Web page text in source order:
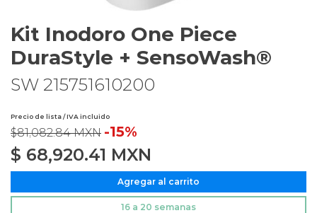
Kit Inodoro One Piece
DuraStyle + SensoWash®
SW 215751610200
Precio de lista / IVA incluido
$81,082.84 MXN -15%
$ 68,920.41 MXN
Agregar al carrito
16 a 20 semanas